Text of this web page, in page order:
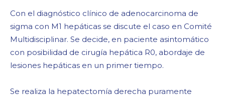
Con el diagnóstico clínico de adenocarcinoma de
sigma con M1 hepáticas se discute el caso en Comité
Multidisciplinar. Se decide, en paciente asintomático
con posibilidad de cirugía hepática R0, abordaje de
lesiones hepáticas en un primer tiempo.
Se realiza la hepatectomía derecha puramente